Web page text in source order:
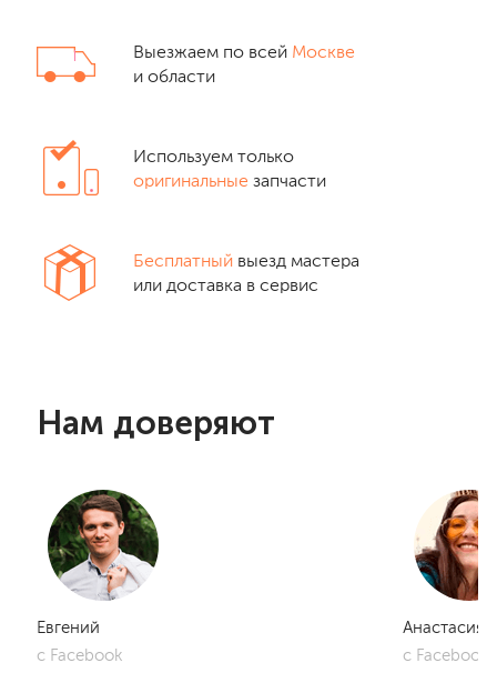
Выезжаем по всей Москве
и области
Используем только
оригинальные запчасти
Бесплатный выезд мастера
или доставка в сервис
Нам доверяют
Евгений
с Facebook
Анастасия
с Facebook